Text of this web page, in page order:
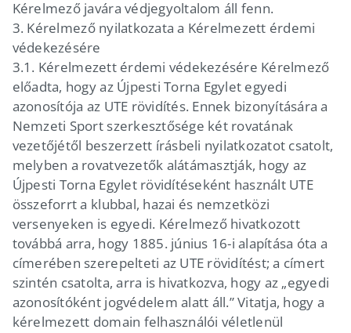
Kérelmező javára védjegyoltalom áll fenn.
3. Kérelmező nyilatkozata a Kérelmezett érdemi
védekezésére
3.1. Kérelmezett érdemi védekezésére Kérelmező
előadta, hogy az Újpesti Torna Egylet egyedi
azonosítója az UTE rövidítés. Ennek bizonyítására a
Nemzeti Sport szerkesztősége két rovatának
vezetőjétől beszerzett írásbeli nyilatkozatot csatolt,
melyben a rovatvezetők alátámasztják, hogy az
Újpesti Torna Egylet rövidítéseként használt UTE
összeforrt a klubbal, hazai és nemzetközi
versenyeken is egyedi. Kérelmező hivatkozott
továbbá arra, hogy 1885. június 16-i alapítása óta a
címerében szerepelteti az UTE rövidítést; a címert
szintén csatolta, arra is hivatkozva, hogy az „egyedi
azonosítóként jogvédelem alatt áll.” Vitatja, hogy a
kérelmezett domain felhasználói véletlenül